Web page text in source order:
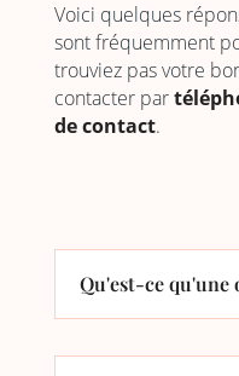
Voici quelques
sont fréquemment
trouviez pas votre
contacter par
de contact.
Qu'est-ce qu'une